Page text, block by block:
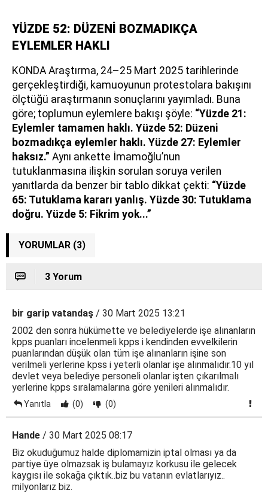
YÜZDE 52: DÜZENİ BOZMADIKÇA
EYLEMLER HAKLI
KONDA Araştırma, 24–25 Mart 2025 tarihlerinde
gerçekleştirdiği, kamuoyunun protestolara bakışını
ölçtüğü araştırmanın sonuçlarını yayımladı. Buna
göre; toplumun eylemlere bakışı şöyle: “Yüzde 21:
Eylemler tamamen haklı. Yüzde 52: Düzeni
bozmadıkça eylemler haklı. Yüzde 27: Eylemler
haksız.” Aynı ankette İmamoğlu’nun
tutuklanmasına ilişkin sorulan soruya verilen
yanıtlarda da benzer bir tablo dikkat çekti: “Yüzde
65: Tutuklama kararı yanlış. Yüzde 30: Tutuklama
doğru. Yüzde 5: Fikrim yok...”
YORUMLAR (3)
3 Yorum
bir garip vatandaş / 30 Mart 2025 13:21
2002 den sonra hükümette ve belediyelerde işe alınanların
kpps puanları incelenmeli kpps i kendinden evvelkilerin
puanlarından düşük olan tüm işe alınanların işine son
verilmeli yerlerine kpss i yeterli olanlar işe alınmalıdır.10 yıl
devlet veya belediye personeli olanlar işten çıkarılmalı
yerlerine kpps sıralamalarına göre yenileri alınmalıdır.
Yanıtla (0) (0)
Hande / 30 Mart 2025 08:17
Biz okuduğumuz halde diplomamizin iptal olması ya da
partiye üye olmazsak iş bulamayız korkusu ile gelecek
kaygısı ile sokağa çıktık..biz bu vatanın evlatlarıyız..
milyonlarız biz.